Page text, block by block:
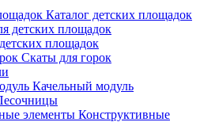
Каталог детских площадок
площадок
Скаты для горок
Качельный модуль
Конструктивные